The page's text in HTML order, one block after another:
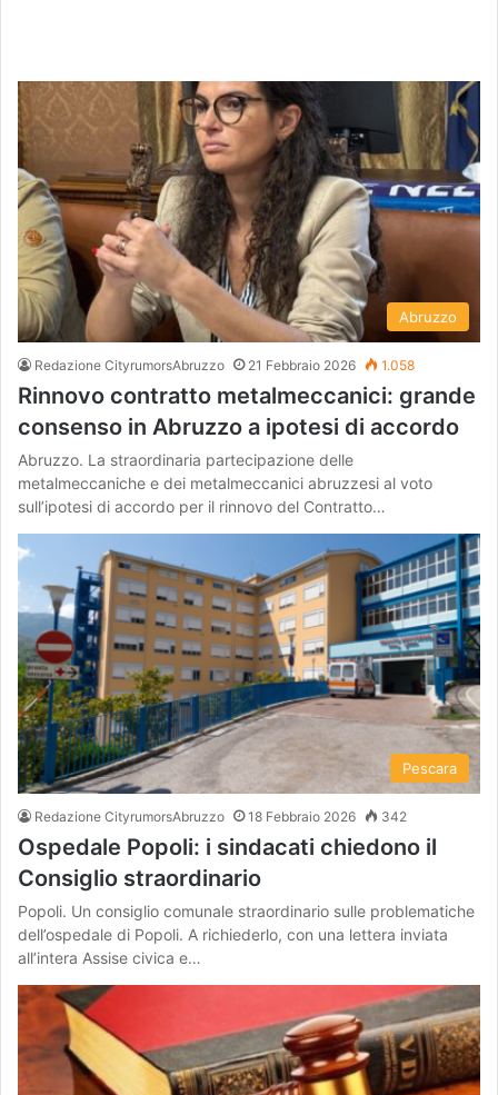
Abruzzo
Redazione CityrumorsAbruzzo 21 Febbraio 2026 1.058
Rinnovo contratto metalmeccanici: grande
consenso in Abruzzo a ipotesi di accordo
Abruzzo. La straordinaria partecipazione delle
metalmeccaniche e dei metalmeccanici abruzzesi al voto
sull’ipotesi di accordo per il rinnovo del Contratto…
Pescara
Redazione CityrumorsAbruzzo 18 Febbraio 2026 342
Ospedale Popoli: i sindacati chiedono il
Consiglio straordinario
Popoli. Un consiglio comunale straordinario sulle problematiche
dell’ospedale di Popoli. A richiederlo, con una lettera inviata
all’intera Assise civica e…